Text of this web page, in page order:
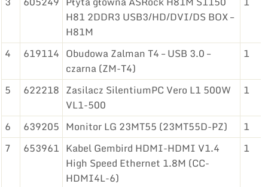
H81 2DDR3 USB3/HD/DVI/DS BOX –
H81M
4 619114 Obudowa Zalman T4 – USB 3.0 –
czarna (ZM-T4)
1
5 622218 Zasilacz SilentiumPC Vero L1 500W
VL1-500
1
6 639205 Monitor LG 23MT55 (23MT55D-PZ)
1
7
653961 Kabel Gembird HDMI-HDMI V1.4
High Speed Ethernet 1.8M (CC-
HDMI4L-6)
1